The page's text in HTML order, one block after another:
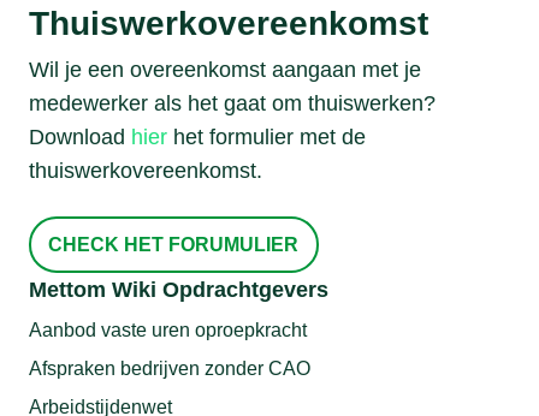
Thuiswerkovereenkomst
Wil je een overeenkomst aangaan met je
medewerker als het gaat om thuiswerken?
Download hier het formulier met de
thuiswerkovereenkomst.
CHECK HET FORUMULIER
Mettom Wiki Opdrachtgevers
Aanbod vaste uren oproepkracht
Afspraken bedrijven zonder CAO
Arbeidstijdenwet